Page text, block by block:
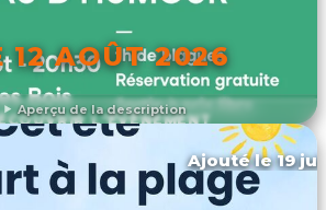
Aperçu de la description
12 AOÛT 2026
L'ÉVÉNEMENT
Ajouté le 19